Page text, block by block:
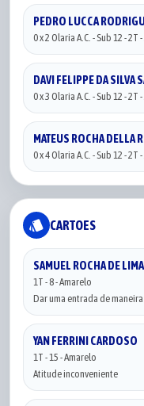
PEDRO LUCCA
0 x 2 Olaria A.C. - Sub 12 - 2T
DAVI FELIPPE DA SILVA
0 x 3 Olaria A.C. - Sub 12 - 2T
MATEUS ROCHA DELLA
0 x 4 Olaria A.C. - Sub 12 - 2T
style CARTOES
SAMUEL ROCHA DE LIMA
1T - 8 - Amarelo
Dar uma entrada de
YAN FERRINI CARDOSO
1T - 15 - Amarelo
Atitude inconveniente